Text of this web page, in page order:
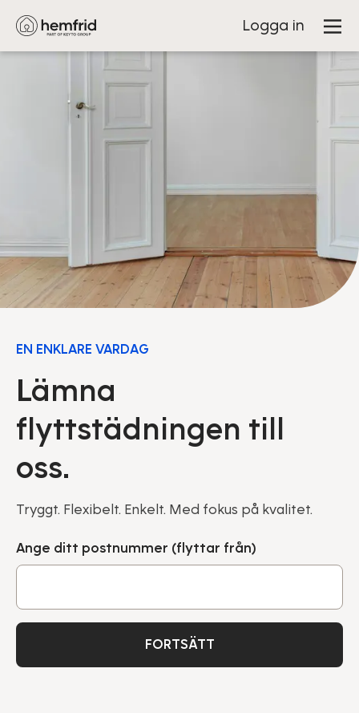
Logga in
EN ENKLARE VARDAG
Lämna
flyttstädningen till
oss.
Tryggt. Flexibelt. Enkelt. Med fokus på kvalitet.
Ange ditt postnummer (flyttar från)
FORTSÄTT